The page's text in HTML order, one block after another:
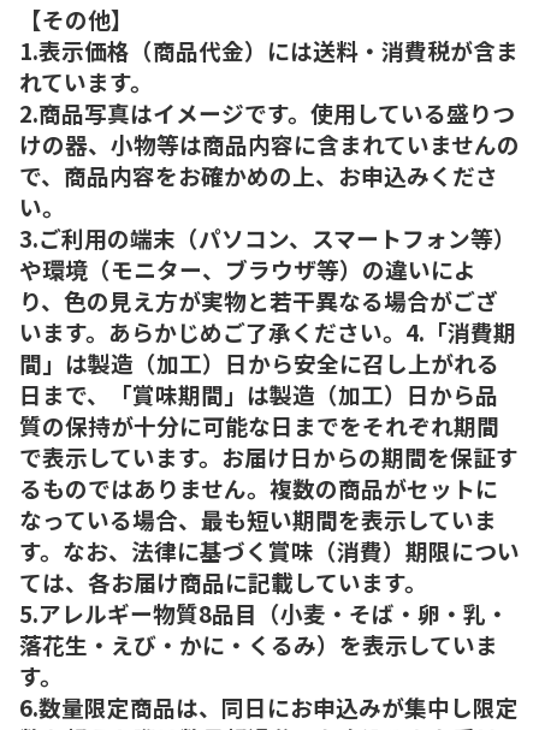
【その他】
1.表示価格（商品代金）には送料・消費税が含ま
れています。
2.商品写真はイメージです。使用している盛りつ
けの器、小物等は商品内容に含まれていませんの
で、商品内容をお確かめの上、お申込みくださ
い。
3.ご利用の端末（パソコン、スマートフォン等）
や環境（モニター、ブラウザ等）の違いによ
り、色の見え方が実物と若干異なる場合がござ
います。あらかじめご了承ください。4.「消費期
間」は製造（加工）日から安全に召し上がれる
日まで、「賞味期間」は製造（加工）日から品
質の保持が十分に可能な日までをそれぞれ期間
で表示しています。お届け日からの期間を保証す
るものではありません。複数の商品がセットに
なっている場合、最も短い期間を表示していま
す。なお、法律に基づく賞味（消費）期限につい
ては、各お届け商品に記載しています。
5.アレルギー物質8品目（小麦・そば・卵・乳・
落花生・えび・かに・くるみ）を表示していま
す。
6.数量限定商品は、同日にお申込みが集中し限定